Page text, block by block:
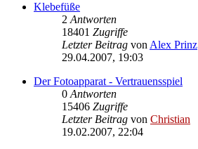
Klebefüße
2 Antworten
18401 Zugriffe
Letzter Beitrag von Alex Prinz
29.04.2007, 19:03
Der Fotoapparat - Vertrauensspiel
0 Antworten
15406 Zugriffe
Letzter Beitrag von Christian
19.02.2007, 22:04